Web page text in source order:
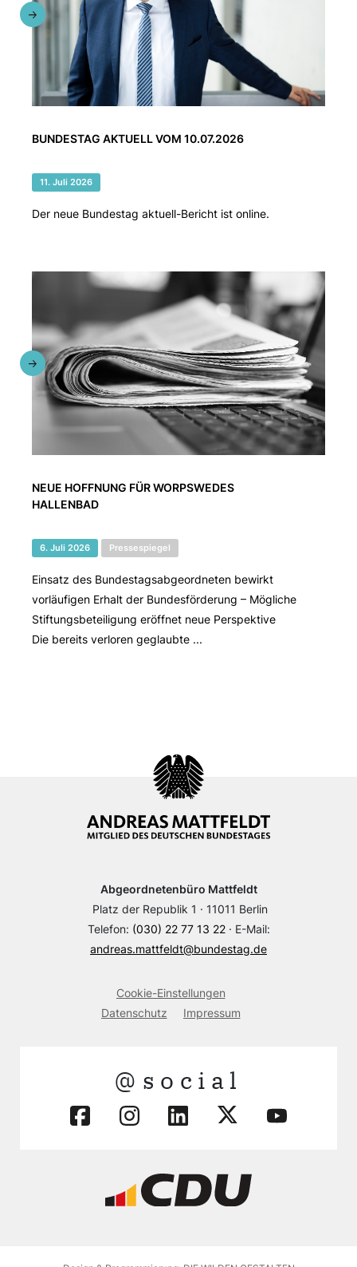
BUNDESTAG AKTUELL VOM 10.07.2026
11. Juli 2026
Der neue Bundestag aktuell-Bericht ist online.
NEUE HOFFNUNG FÜR WORPSWEDES
HALLENBAD
6. Juli 2026 Pressespiegel
Einsatz des Bundestagsabgeordneten bewirkt
vorläufigen Erhalt der Bundesförderung – Mögliche
Stiftungsbeteiligung eröffnet neue Perspektive
Die bereits verloren geglaubte ...
Abgeordnetenbüro Mattfeldt
Platz der Republik 1 · 11011 Berlin
Telefon: (030) 22 77 13 22· E-Mail:
andreas.mattfeldt@bundestag.de
Cookie-Einstellungen
Datenschutz
Impressum
@social